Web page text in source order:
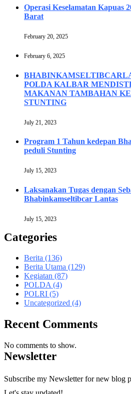
Operasi Keselamatan Kapuas
Barat
February 20, 2025
February 6, 2025
POLDA KALBAR
MAKANAN TAMBAHAN
STUNTING
July 21, 2023
Program 1 Tahun kedepan
peduli Stunting
July 15, 2023
Laksanakan Tugas dengan
Bhabinkamseltibcar Lantas
July 15, 2023
Categories
Berita (136)
Berita Utama (129)
Kegiatan (87)
POLDA (4)
POLRI (5)
Uncategorized (4)
Recent Comments
No comments to show.
Newsletter
Subscribe my Newsletter for new blog